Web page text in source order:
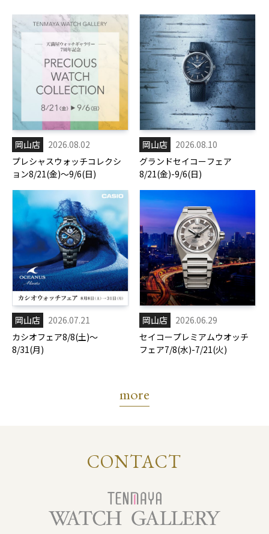
岡山店
2026.08.02
プレシャスウォッチコレクシ
ョン8/21(金)～9/6(日)
岡山店
2026.08.10
グランドセイコーフェア
8/21(金)-9/6(日)
岡山店
2026.07.21
カシオフェア8/8(土)～
8/31(月)
岡山店
2026.06.29
セイコープレミアムウオッチ
フェア7/8(水)-7/21(火)
more
CONTACT